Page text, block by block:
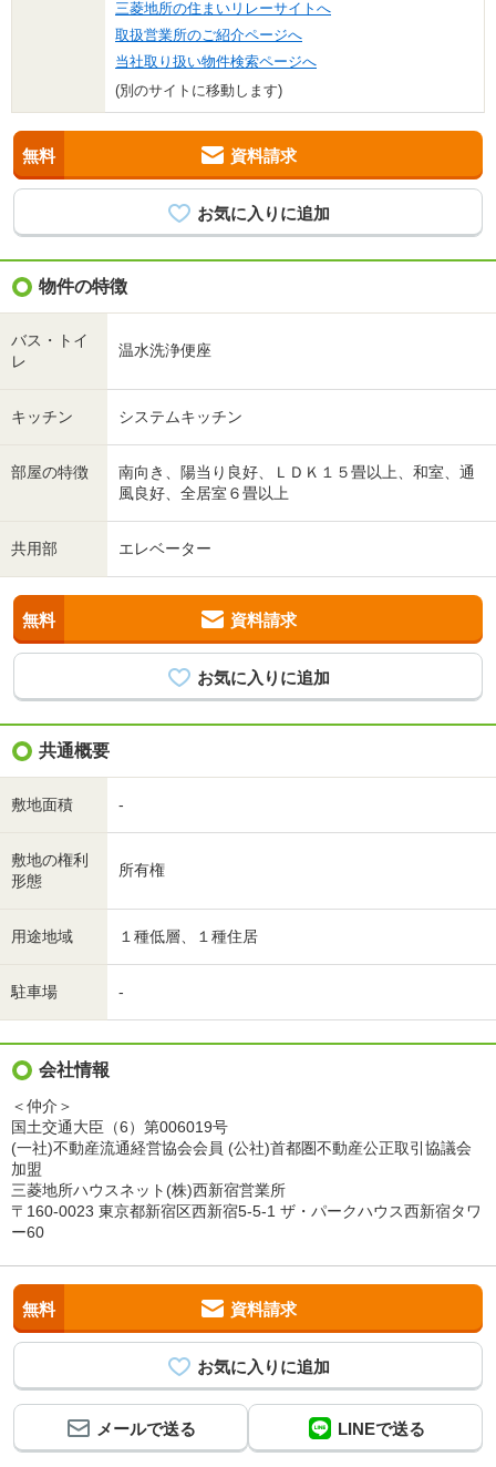
三菱地所の住まいリレーサイトへ
取扱営業所のご紹介ページへ
当社取り扱い物件検索ページへ
(別のサイトに移動します)
無料 資料請求
物件の特徴
バス・トイ
レ
温水洗浄便座
キッチン システムキッチン
部屋の特徴
南向き、陽当り良好、ＬＤＫ１５畳以上、和室、通
風良好、全居室６畳以上
共用部 エレベーター
無料 資料請求
共通概要
敷地面積 -
敷地の権利
形態
所有権
用途地域 １種低層、１種住居
駐車場 -
会社情報
＜仲介＞
国土交通大臣（6）第006019号
(一社)不動産流通経営協会会員 (公社)首都圏不動産公正取引協議会
加盟
三菱地所ハウスネット(株)西新宿営業所
〒160-0023 東京都新宿区西新宿5-5-1 ザ・パークハウス西新宿タワ
ー60
無料 資料請求
メールで送る LINEで送る